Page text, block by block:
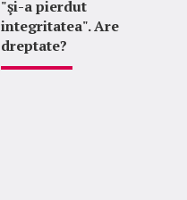
"şi-a pierdut
integritatea". Are
dreptate?